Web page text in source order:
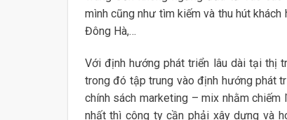
mình cũng như tìm kiếm và thu hút
Đông Hà,…
Với định hướng phát triển lâu dài tại thị
trong đó tập trung vào định hướng phát
chính sách marketing – mix nhằm
nhất thì công ty cần phải xây dựng và